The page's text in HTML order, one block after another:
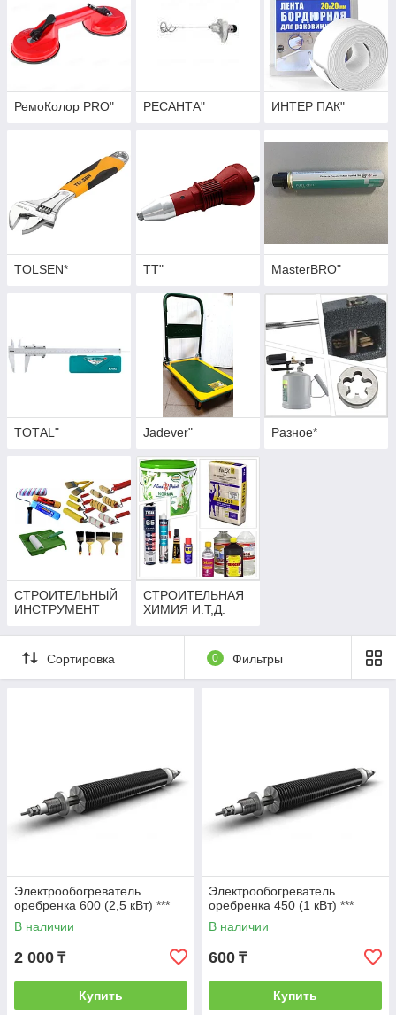
РемоКолор PRO" РЕСАНТА" ИНТЕР ПАК"
TOLSEN* TT" MasterBRO"
TОТАL" Jadever" Разное*
СТРОИТЕЛЬНЫЙ
ИНСТРУМЕНТ
СТРОИТЕЛЬНАЯ
ХИМИЯ И.Т,Д.
Сортировка 0 Фильтры
Электрообогреватель
оребренка 600 (2,5 кВт) ***
В наличии
2 000 ₸
Купить
Электрообогреватель
оребренка 450 (1 кВт) ***
В наличии
600 ₸
Купить